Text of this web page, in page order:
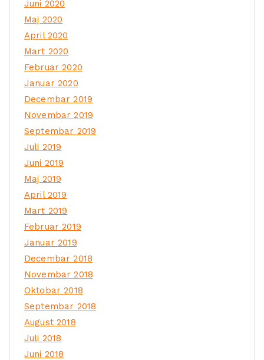
Juni 2020
Maj 2020
April 2020
Mart 2020
Februar 2020
Januar 2020
Decembar 2019
Novembar 2019
Septembar 2019
Juli 2019
Juni 2019
Maj 2019
April 2019
Mart 2019
Februar 2019
Januar 2019
Decembar 2018
Novembar 2018
Oktobar 2018
Septembar 2018
August 2018
Juli 2018
Juni 2018